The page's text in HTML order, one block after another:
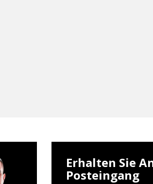
Erhalten Sie
Posteingang